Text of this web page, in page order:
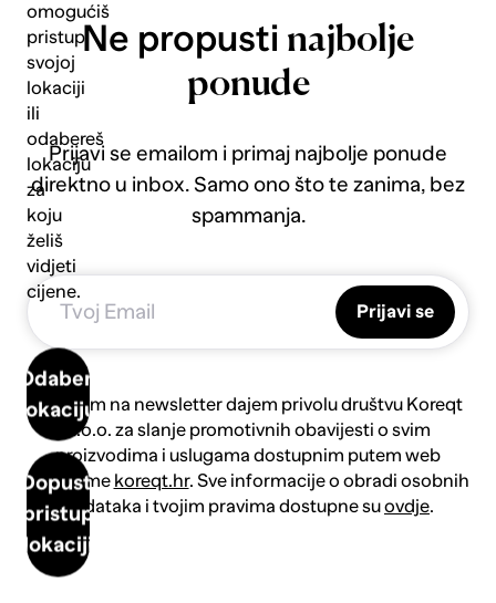
omogućiš
pristup
svojoj
lokaciji
ili
odabereš
lokaciju
za
koju
želiš
vidjeti
cijene.
Odaberi
lokaciju
Dopusti
pristup
lokaciji
Ne propusti najbolje
ponude
Prijavi se emailom i primaj najbolje ponude
direktno u inbox. Samo ono što te zanima, bez
spammanja.
Prijavi se
Prijavom na newsletter dajem privolu društvu Koreqt
d.o.o. za slanje promotivnih obavijesti o svim
proizvodima i uslugama dostupnim putem web
platforme koreqt.hr. Sve informacije o obradi osobnih
podataka i tvojim pravima dostupne suovdje.